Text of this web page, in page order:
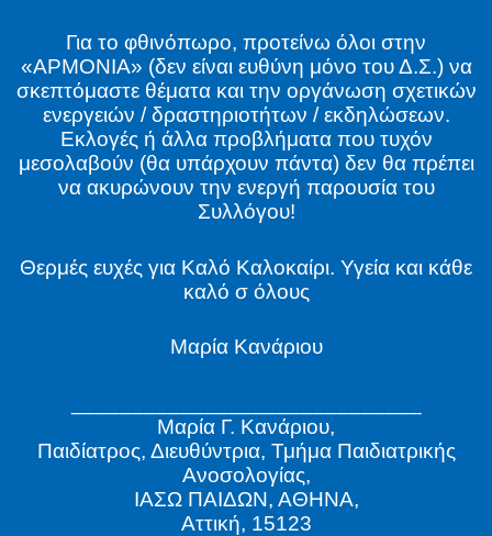
Για το φθινόπωρο, προτείνω όλοι στην
«ΑΡΜΟΝΙΑ» (δεν είναι ευθύνη μόνο του Δ.Σ.) να
σκεπτόμαστε θέματα και την οργάνωση σχετικών
ενεργειών / δραστηριοτήτων / εκδηλώσεων.
Εκλογές ή άλλα προβλήματα που τυχόν
μεσολαβούν (θα υπάρχουν πάντα) δεν θα πρέπει
να ακυρώνουν την ενεργή παρουσία του
Συλλόγου!
Θερμές ευχές για Καλό Καλοκαίρι. Υγεία και κάθε
καλό σ όλους
Μαρία Κανάριου
Mαρία Γ. Κανάριου,
Παιδίατρος, Διευθύντρια, Τμήμα Παιδιατρικής
Ανοσολογίας,
ΙΑΣΩ ΠΑΙΔΩΝ, ΑΘΗΝΑ,
Αττική, 15123